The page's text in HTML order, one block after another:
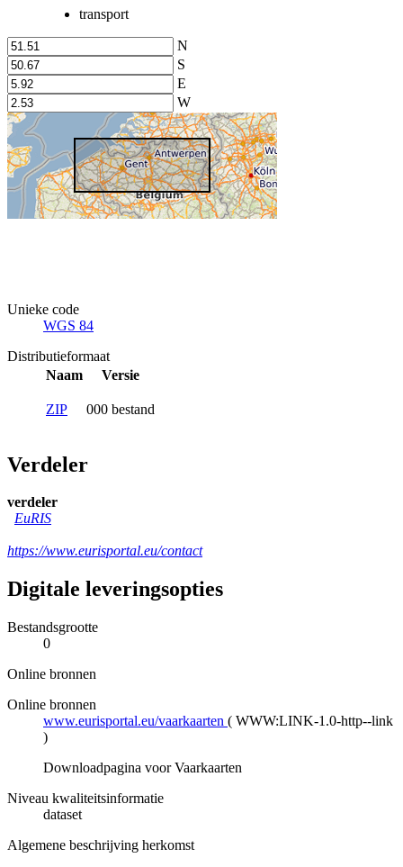
transport
N
S
E
W
Unieke code
WGS 84
Distributieformaat
Naam
Versie
ZIP 000 bestand
Verdeler
verdeler
EuRIS
https://www.eurisportal.eu/contact
Digitale leveringsopties
Bestandsgrootte
0
Online bronnen
Online bronnen
www.eurisportal.eu/vaarkaarten ( WWW:LINK-1.0-http--link
)
Downloadpagina voor Vaarkaarten
Niveau kwaliteitsinformatie
dataset
Algemene beschrijving herkomst